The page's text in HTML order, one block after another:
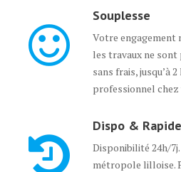
Souplesse
Votre engagement
les travaux ne
sans frais, jusqu’à
professionnel chez
Dispo & Rapide
Disponibilité 24h/
métropole lilloise.